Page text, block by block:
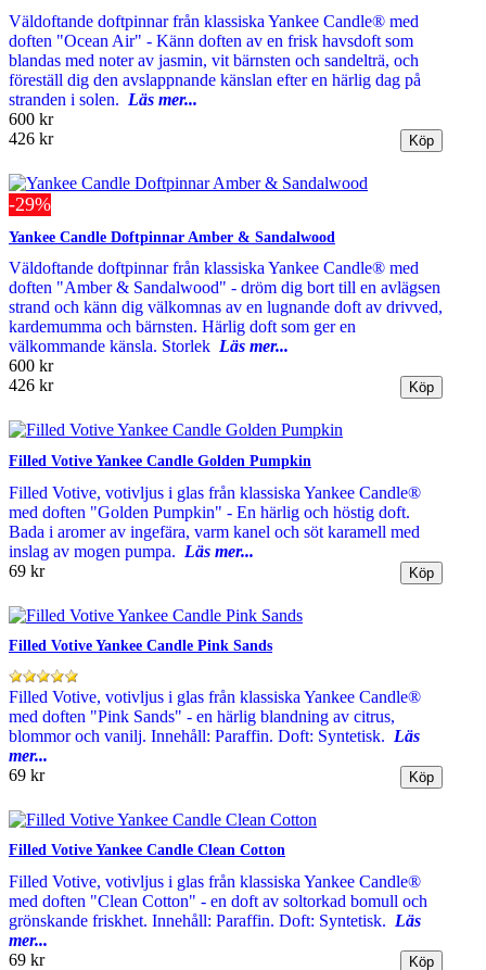
Väldoftande doftpinnar från klassiska Yankee Candle® med
doften "Ocean Air" - Känn doften av en frisk havsdoft som
blandas med noter av jasmin, vit bärnsten och sandelträ, och
föreställ dig den avslappnande känslan efter en härlig dag på
stranden i solen. Läs mer...
600 kr
426 kr
-29%
Yankee Candle Doftpinnar Amber & Sandalwood
Väldoftande doftpinnar från klassiska Yankee Candle® med
doften "Amber & Sandalwood" - dröm dig bort till en avlägsen
strand och känn dig välkomnas av en lugnande doft av drivved,
kardemumma och bärnsten. Härlig doft som ger en
välkommande känsla. Storlek Läs mer...
600 kr
426 kr
Filled Votive Yankee Candle Golden Pumpkin
Filled Votive, votivljus i glas från klassiska Yankee Candle®
med doften "Golden Pumpkin" - En härlig och höstig doft.
Bada i aromer av ingefära, varm kanel och söt karamell med
inslag av mogen pumpa. Läs mer...
69 kr
Filled Votive Yankee Candle Pink Sands
Filled Votive, votivljus i glas från klassiska Yankee Candle®
med doften "Pink Sands" - en härlig blandning av citrus,
blommor och vanilj. Innehåll: Paraffin. Doft: Syntetisk. Läs
mer...
69 kr
Filled Votive Yankee Candle Clean Cotton
Filled Votive, votivljus i glas från klassiska Yankee Candle®
med doften "Clean Cotton" - en doft av soltorkad bomull och
grönskande friskhet. Innehåll: Paraffin. Doft: Syntetisk. Läs
mer...
69 kr